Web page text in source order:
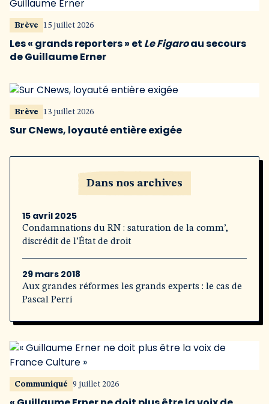
Brève 15 juillet 2026
Les « grands reporters » et Le Figaroau secours
de Guillaume Erner
Brève 13 juillet 2026
Sur CNews, loyauté entière exigée
Dans nos archives
15 avril 2025
Condamnations du RN : saturation de la comm’,
discrédit de l’État de droit
29 mars 2018
Aux grandes réformes les grands experts : le cas de
Pascal Perri
Communiqué 9 juillet 2026